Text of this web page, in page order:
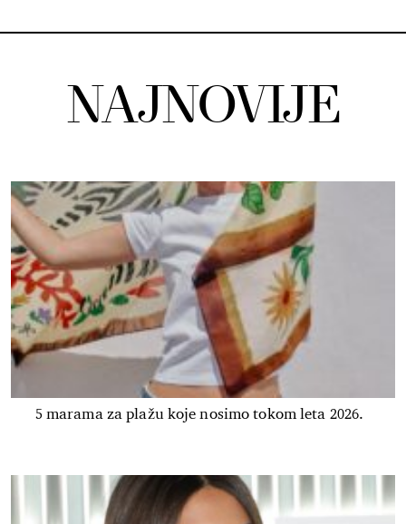
NAJNOVIJE
5 marama za plažu koje nosimo tokom leta 2026.